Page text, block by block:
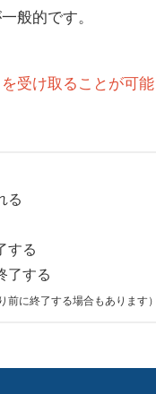
般的です。
を受け取ることが可能
る
する
了する
前に終了する場合もあります）